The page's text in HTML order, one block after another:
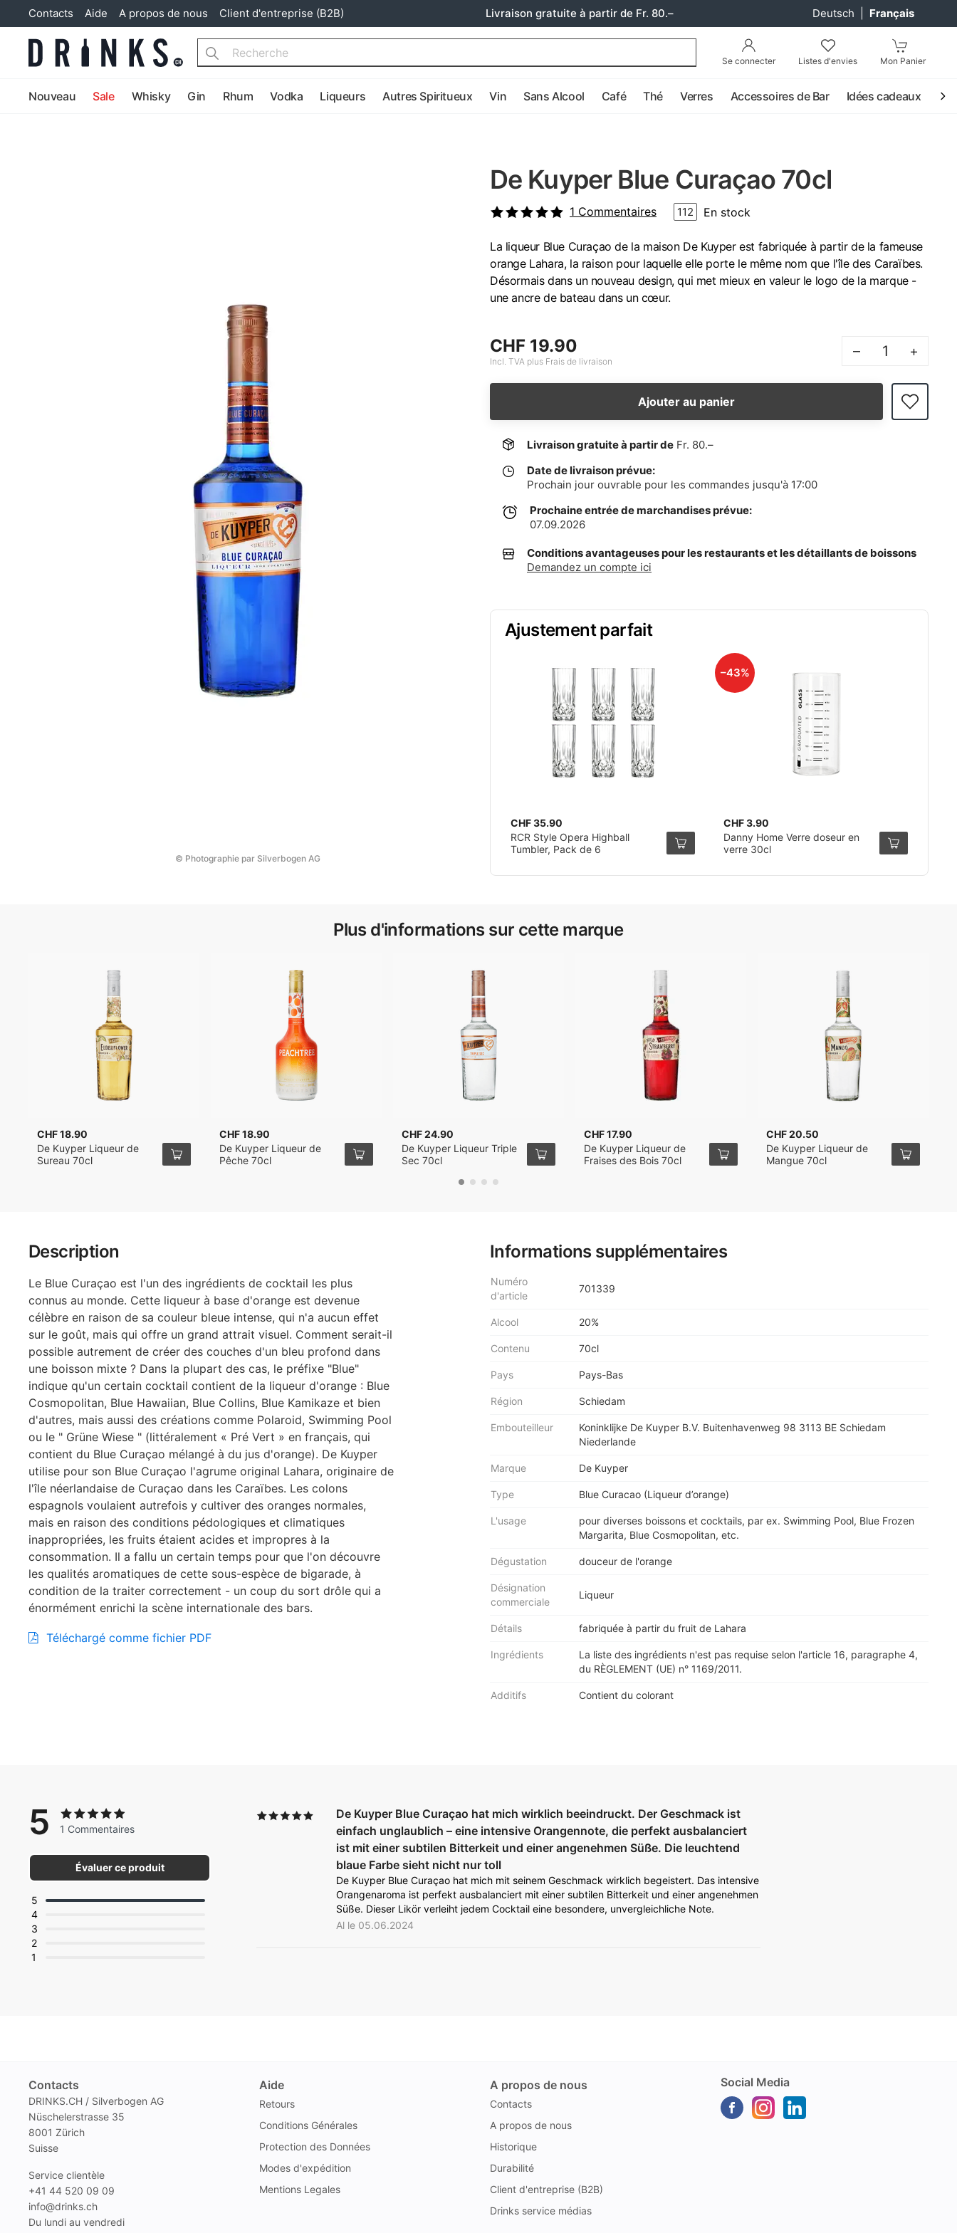
Contacts Aide A propos de nous Client d'entreprise (B2B) Livraison gratuite à partir de Fr. 80.– Deutsch Français
Se connecter Listes d'envies Mon Panier
Search
Nouveau Sale Whisky Gin Rhum Vodka Liqueurs Autres Spiritueux Vin Sans Alcool Café Thé Verres Accessoires de Bar Idées cadeaux
© Photographie par Silverbogen AG
De Kuyper Blue Curaçao 70cl
1 Commentaires 112 En stock
La liqueur Blue Curaçao de la maison De Kuyper est fabriquée à partir de la fameuse
orange Lahara, la raison pour laquelle elle porte le même nom que l'île des Caraïbes.
Désormais dans un nouveau design, qui met mieux en valeur le logo de la marque -
une ancre de bateau dans un cœur.
CHF 19.90
Incl. TVA plus Frais de livraison
– +
Ajouter au panier
Livraison gratuite à partir de Fr. 80.–
Date de livraison prévue:
Prochain jour ouvrable pour les commandes jusqu'à 17:00
Prochaine entrée de marchandises prévue:
07.09.2026
Conditions avantageuses pour les restaurants et les détaillants de boissons
Demandez un compte ici
Ajustement parfait
CHF 35.90
RCR Style Opera Highball
Tumbler, Pack de 6
–43%
CHF 3.90
Danny Home Verre doseur en
verre 30cl
Description
Le Blue Curaçao est l'un des ingrédients de cocktail les plus
connus au monde. Cette liqueur à base d'orange est devenue
célèbre en raison de sa couleur bleue intense, qui n'a aucun effet
sur le goût, mais qui offre un grand attrait visuel. Comment serait-il
possible autrement de créer des couches d'un bleu profond dans
une boisson mixte ? Dans la plupart des cas, le préfixe "Blue"
indique qu'un certain cocktail contient de la liqueur d'orange : Blue
Cosmopolitan, Blue Hawaiian, Blue Collins, Blue Kamikaze et bien
d'autres, mais aussi des créations comme Polaroid, Swimming Pool
ou le " Grüne Wiese " (littéralement « Pré Vert » en français, qui
contient du Blue Curaçao mélangé à du jus d'orange). De Kuyper
utilise pour son Blue Curaçao l'agrume original Lahara, originaire de
l'île néerlandaise de Curaçao dans les Caraïbes. Les colons
espagnols voulaient autrefois y cultiver des oranges normales,
mais en raison des conditions pédologiques et climatiques
inappropriées, les fruits étaient acides et impropres à la
consommation. Il a fallu un certain temps pour que l'on découvre
les qualités aromatiques de cette sous-espèce de bigarade, à
condition de la traiter correctement - un coup du sort drôle qui a
énormément enrichi la scène internationale des bars.
Téléchargé comme fichier PDF
Informations supplémentaires
Numéro
d'article
701339
Alcool 20%
Contenu 70cl
Pays Pays-Bas
Région Schiedam
Embouteilleur
Koninklijke De Kuyper B.V. Buitenhavenweg 98 3113 BE Schiedam
Niederlande
Marque De Kuyper
Type Blue Curacao (Liqueur d’orange)
L'usage
pour diverses boissons et cocktails, par ex. Swimming Pool, Blue Frozen
Margarita, Blue Cosmopolitan, etc.
Dégustation douceur de l'orange
Désignation
commerciale
Liqueur
Détails fabriquée à partir du fruit de Lahara
Ingrédients
La liste des ingrédients n'est pas requise selon l'article 16, paragraphe 4,
du RÈGLEMENT (UE) n° 1169/2011.
Additifs Contient du colorant
5 1 Commentaires
Évaluer ce produit
5
4
3
2
1
De Kuyper Blue Curaçao hat mich wirklich beeindruckt. Der Geschmack ist
einfach unglaublich – eine intensive Orangennote, die perfekt ausbalanciert
ist mit einer subtilen Bitterkeit und einer angenehmen Süße. Die leuchtend
blaue Farbe sieht nicht nur toll
De Kuyper Blue Curaçao hat mich mit seinem Geschmack wirklich begeistert. Das intensive
Orangenaroma ist perfekt ausbalanciert mit einer subtilen Bitterkeit und einer angenehmen
Süße. Dieser Likör verleiht jedem Cocktail eine besondere, unvergleichliche Note.
Al le 05.06.2024
Plus d'informations sur cette marque
CHF 18.90
De Kuyper Liqueur de
Sureau 70cl
CHF 18.90
De Kuyper Liqueur de
Pêche 70cl
CHF 24.90
De Kuyper Liqueur Triple
Sec 70cl
CHF 17.90
De Kuyper Liqueur de
Fraises des Bois 70cl
CHF 20.50
De Kuyper Liqueur de
Mangue 70cl
Contacts
DRINKS.CH / Silverbogen AG
Nüschelerstrasse 35
8001 Zürich
Suisse
Service clientèle
+41 44 520 09 09
info@drinks.ch
Du lundi au vendredi
Aide
Retours
Conditions Générales
Protection des Données
Modes d'expédition
Mentions Legales
A propos de nous
Contacts
A propos de nous
Historique
Durabilité
Client d'entreprise (B2B)
Drinks service médias
Social Media